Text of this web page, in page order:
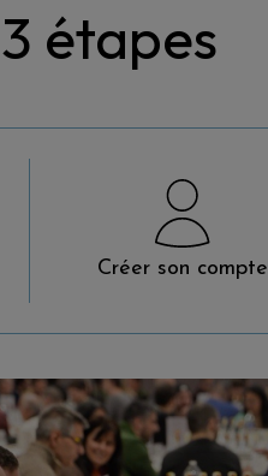
étapes
Créer son compte